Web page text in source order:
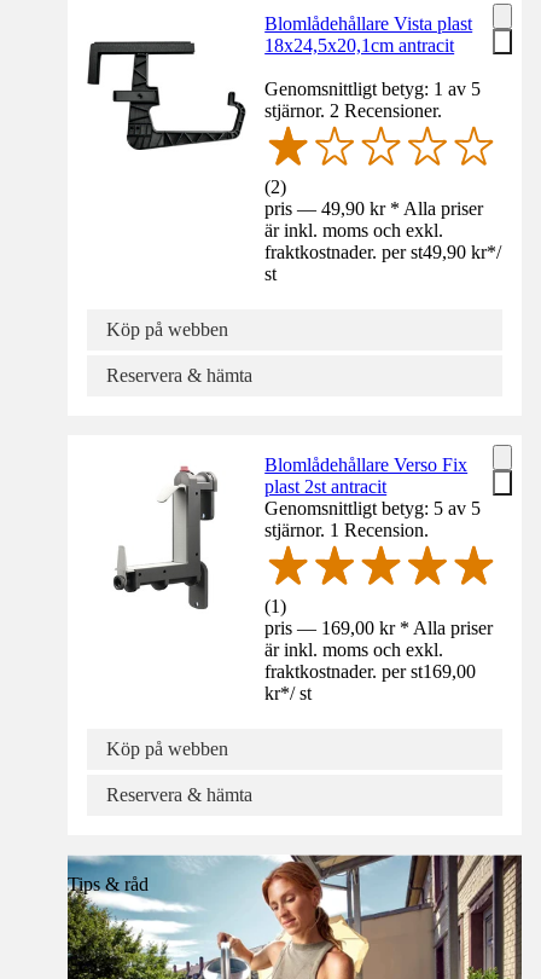
Blomlådehållare Vista plast
18x24,5x20,1cm antracit
Genomsnittligt betyg: 1 av 5
stjärnor. 2 Recensioner.
(2)
pris — 49,90 kr * Alla priser
är inkl. moms och exkl.
fraktkostnader. per st49,90 kr*/
st
Köp på webben
Reservera & hämta
Blomlådehållare Verso Fix
plast 2st antracit
Genomsnittligt betyg: 5 av 5
stjärnor. 1 Recension.
(1)
pris — 169,00 kr * Alla priser
är inkl. moms och exkl.
fraktkostnader. per st169,00
kr*/ st
Köp på webben
Reservera & hämta
Tips & råd